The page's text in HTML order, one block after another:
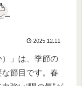
ー
2025.12.11
」は、季節の
節目です。春